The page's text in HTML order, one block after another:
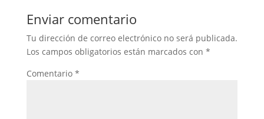
Enviar comentario
Tu dirección de correo electrónico no será publicada.
Los campos obligatorios están marcados con *
Comentario *